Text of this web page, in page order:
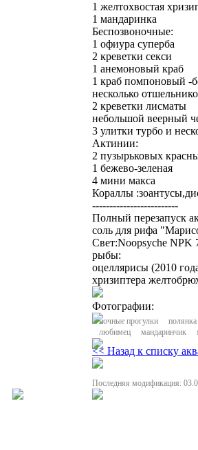
1 желтохвостая
1 мандаринка
Беспозвоночные:
1 офиура суперба
2 креветки секси
1 анемоновый краб
1 краб помпоновый -
несколько
2 креветки лисматы
небольшой веерный
3 улитки турбо и
Актинии:
2 пузырьковых
1 бежево-зеленая
4 мини макса
Кораллы
-------------------------
Полный перезапуск
соль для рифа
Свет:Noopsyche NPK
рыбы:
оцеллярисы (2010
хризиптера
Фотографии:
ночные прогулки полянка
любимец
мандаринчик
<< Назад к списку
Последняя модификация: